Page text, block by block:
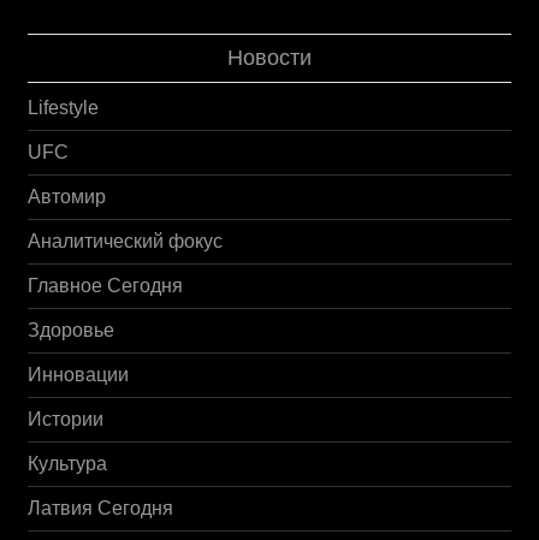
Новости
Lifestyle
UFC
Автомир
Аналитический фокус
Главное Сегодня
Здоровье
Инновации
Истории
Культура
Латвия Сегодня